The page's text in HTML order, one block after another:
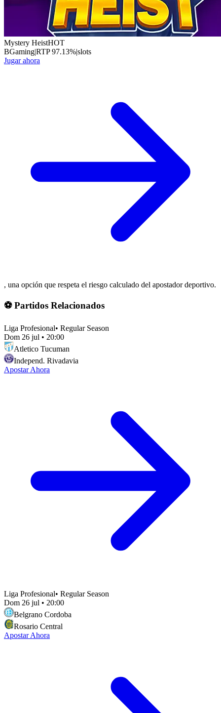
Mystery HeistHOT
BGaming|RTP97.13%|slots
Jugar ahora
, una opción que respeta el riesgo calculado del apostador deportivo.
⚽ Partidos Relacionados
Liga Profesional• Regular Season
Dom 26 jul • 20:00
Atletico Tucuman
Independ. Rivadavia
Apostar Ahora
Liga Profesional• Regular Season
Dom 26 jul • 20:00
Belgrano Cordoba
Rosario Central
Apostar Ahora